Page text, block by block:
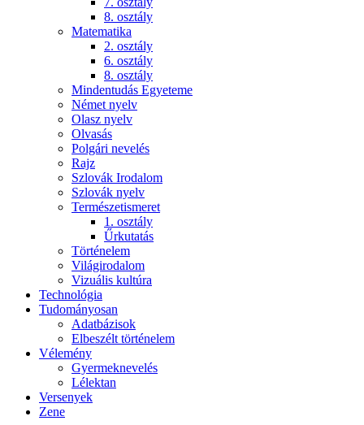
8. osztály
Matematika
2. osztály
6. osztály
8. osztály
Mindentudás Egyeteme
Német nyelv
Olasz nyelv
Olvasás
Polgári nevelés
Rajz
Szlovák Irodalom
Szlovák nyelv
Természetismeret
1. osztály
Űrkutatás
Történelem
Világirodalom
Vizuális kultúra
Technológia
Tudományosan
Adatbázisok
Elbeszélt történelem
Vélemény
Gyermeknevelés
Lélektan
Versenyek
Zene